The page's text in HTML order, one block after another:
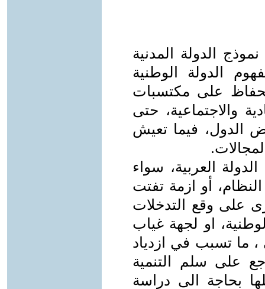
الدولة المدنية
الدولة الوطنية
على مكتسبات
والاجتماعية، حتى
الدول، فيما تعيش
العربية، سواء
أو ازمة تفتت
على وقع التدخلات
او لجهة غياب
، ما تسبب في ازدياد
على سلم التنمية
بحاجة الى دراسة